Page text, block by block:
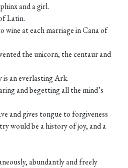
and a girl.
Latin.
at each marriage in Cana of
the unicorn, the centaur and
an everlasting Ark.
and begetting all the mind’s
and gives tongue to forgiveness
would be a history of joy, and a
abundantly and freely